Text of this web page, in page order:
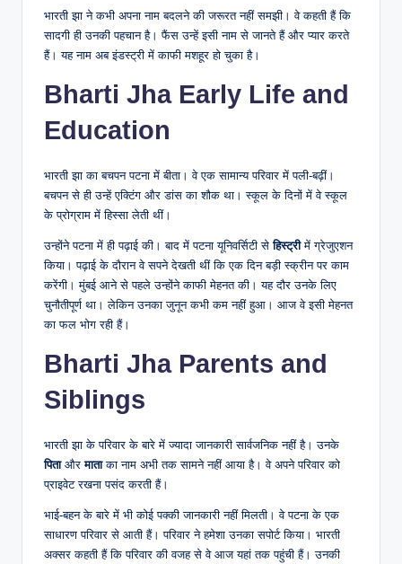
भारती झा ने कभी अपना नाम बदलने की जरूरत नहीं समझी। वे कहती हैं कि
सादगी ही उनकी पहचान है। फैंस उन्हें इसी नाम से जानते हैं और प्यार करते
हैं। यह नाम अब इंडस्ट्री में काफी मशहूर हो चुका है।
Bharti Jha Early Life and
Education
भारती झा का बचपन पटना में बीता। वे एक सामान्य परिवार में पली-बढ़ीं।
बचपन से ही उन्हें एक्टिंग और डांस का शौक था। स्कूल के दिनों में वे स्कूल
के प्रोग्राम में हिस्सा लेती थीं।
उन्होंने पटना में ही पढ़ाई की। बाद में पटना यूनिवर्सिटी सेहिस्ट्रीमें ग्रेजुएशन
किया। पढ़ाई के दौरान वे सपने देखती थीं कि एक दिन बड़ी स्क्रीन पर काम
करेंगी। मुंबई आने से पहले उन्होंने काफी मेहनत की। यह दौर उनके लिए
चुनौतीपूर्ण था। लेकिन उनका जुनून कभी कम नहीं हुआ। आज वे इसी मेहनत
का फल भोग रही हैं।
Bharti Jha Parents and
Siblings
भारती झा के परिवार के बारे में ज्यादा जानकारी सार्वजनिक नहीं है। उनके
पिताऔरमाताका नाम अभी तक सामने नहीं आया है। वे अपने परिवार को
प्राइवेट रखना पसंद करती हैं।
भाई-बहन के बारे में भी कोई पक्की जानकारी नहीं मिलती। वे पटना के एक
साधारण परिवार से आती हैं। परिवार ने हमेशा उनका सपोर्ट किया। भारती
अक्सर कहती हैं कि परिवार की वजह से वे आज यहां तक पहुंची हैं। उनकी